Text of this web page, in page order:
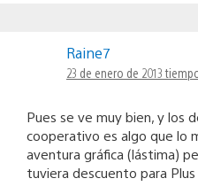
Raine7
23 de enero de 2013
Pues se ve muy bien, y los
cooperativo es algo que lo
aventura gráfica (lástima)
tuviera descuento para Plus